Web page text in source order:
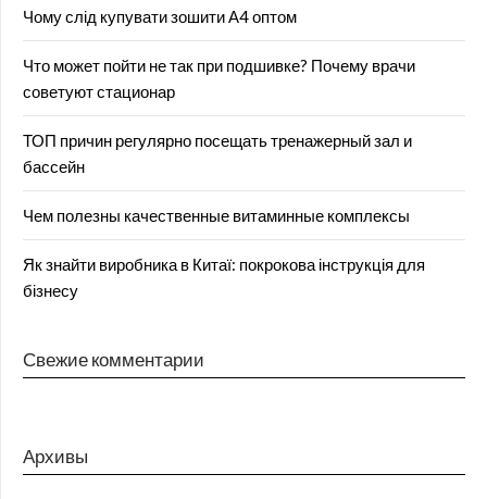
Чому слід купувати зошити А4 оптом
Что может пойти не так при подшивке? Почему врачи
советуют стационар
ТОП причин регулярно посещать тренажерный зал и
бассейн
Чем полезны качественные витаминные комплексы
Як знайти виробника в Китаї: покрокова інструкція для
бізнесу
Свежие комментарии
Архивы